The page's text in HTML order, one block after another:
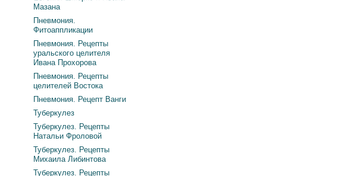
Мазана
Пневмония.
Фитоаппликации
Пневмония. Рецепты
уральского целителя
Ивана Прохорова
Пневмония. Рецепты
целителей Востока
Пневмония. Рецепт Ванги
Туберкулез
Туберкулез. Рецепты
Натальи Фроловой
Туберкулез. Рецепты
Михаила Либинтова
Туберкулез. Рецепты